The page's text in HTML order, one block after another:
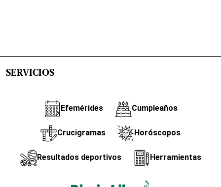
SERVICIOS
Efemérides Cumpleaños
Crucigramas Horóscopos
Resultados deportivos Herramientas